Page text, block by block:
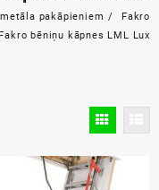
pakāpieniem
Fakro
Fakro bēniņu kāpnes LML Lux